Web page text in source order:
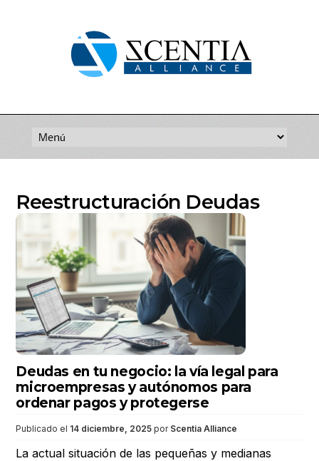
contenido
Reestructuración Deudas
Deudas en tu negocio: la vía legal para
microempresas y autónomos para
ordenar pagos y protegerse
Publicado el 14 diciembre, 2025 por Scentia Alliance
La actual situación de las pequeñas y medianas